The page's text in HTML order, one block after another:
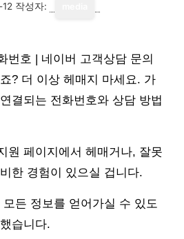
작성자:
번호 | 네이버 고객상담 문의
? 더 이상 헤매지 마세요. 가
결되는 전화번호와 상담 방법
원 페이지에서 헤매거나, 잘못
한 경험이 있으실 겁니다.
든 정보를 얻어가실 수 있도
습니다.